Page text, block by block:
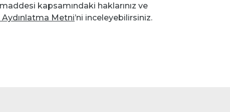
kapsamındaki haklarınız ve
Metni’ni inceleyebilirsiniz.